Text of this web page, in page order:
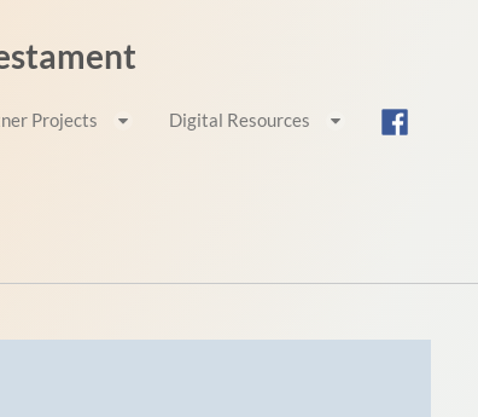
Projects Digital Resources